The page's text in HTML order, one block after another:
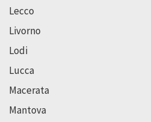
Lecco
Livorno
Lodi
Lucca
Macerata
Mantova